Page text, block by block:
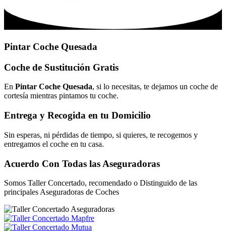
Pintar Coche Quesada
Coche de Sustitución Gratis
En Pintar Coche Quesada, si lo necesitas, te dejamos un coche de
cortesía mientras pintamos tu coche.
Entrega y Recogida en tu Domicilio
Sin esperas, ni pérdidas de tiempo, si quieres, te recogemos y
entregamos el coche en tu casa.
Acuerdo Con Todas las Aseguradoras
Somos Taller Concertado, recomendado o Distinguido de las
principales Aseguradoras de Coches